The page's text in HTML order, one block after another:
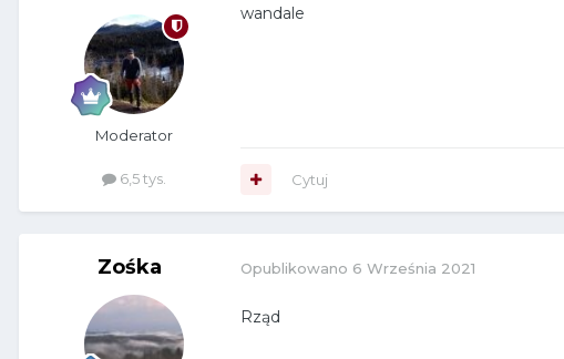
Moderator
6,5 tys.
wandale
Cytuj
Zośka Opublikowano 6 Września 2021
Rząd